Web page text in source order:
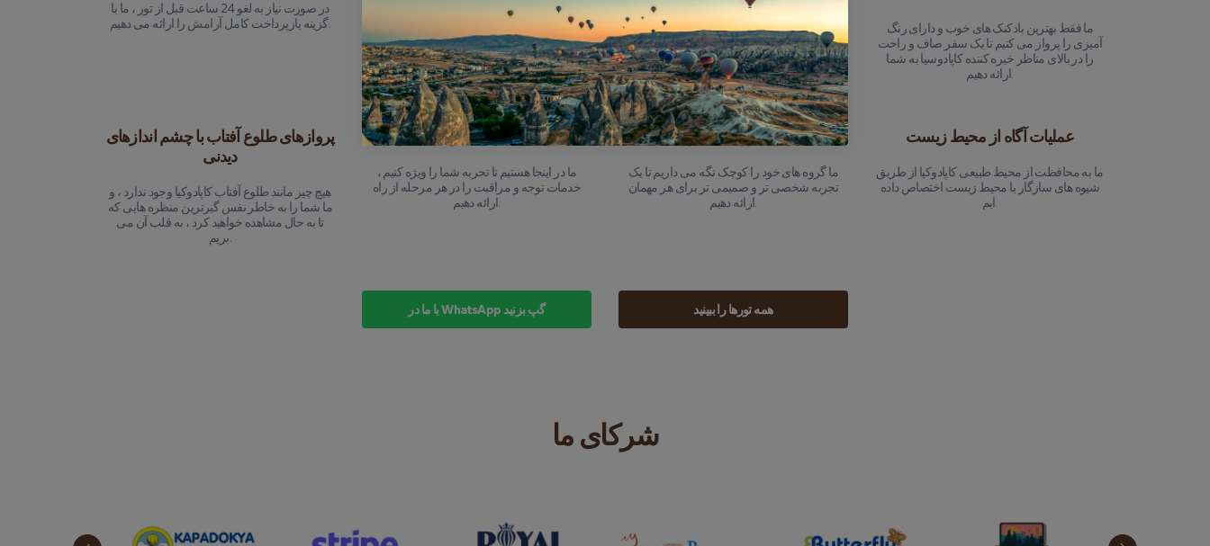
در صورت نیاز به لغو 24 ساعت قبل از تور ، ما با
گزینه بازپرداخت کامل آرامش را ارائه می دهیم.
هر پرواز کاملاً بیمه شده است ، بنابراین می توانید
بدون هیچ گونه نگرانی روی لذت بردن از تجربه
تمرکز کنید.
تیم خلبانان ماهر ما سالها تجربه در حرکت در
آسمان کاپادوکیا دارند و اطمینان حاصل می کنند
که پرواز شما هم ایمن و هم فراموش نشدنی
است.
ما فقط بهترین بادکنک های خوب و دارای رنگ
آمیزی را پرواز می کنیم تا یک سفر صاف و راحت
را در بالای مناظر خیره کننده کاپادوسیا به شما
ارائه دهیم.
پروازهای طلوع آفتاب با چشم اندازهای
دیدنی
هیچ چیز مانند طلوع آفتاب کاپادوکیا وجود ندارد ، و
ما شما را به خاطر نفس گیرترین منظره هایی که
تا به حال مشاهده خواهید کرد ، به قلب آن می
بریم.
خدمات شخصی از ابتدا تا انتها
ما در اینجا هستیم تا تجربه شما را ویژه کنیم ،
خدمات توجه و مراقبت را در هر مرحله از راه
ارائه دهیم.
اندازه گروه های کوچک
ما گروه های خود را کوچک نگه می داریم تا یک
تجربه شخصی تر و صمیمی تر برای هر مهمان
ارائه دهیم.
عملیات آگاه از محیط زیست
ما به محافظت از محیط طبیعی کاپادوکیا از طریق
شیوه های سازگار با محیط زیست اختصاص داده
ایم.
با ما در WhatsApp گپ بزنید همه تورها را ببینید
شرکای ما